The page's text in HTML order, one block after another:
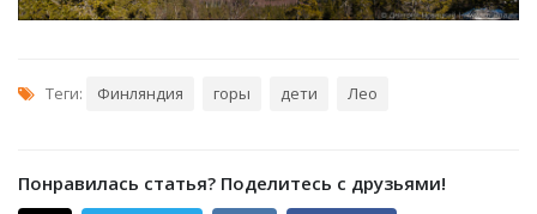
Теги: Финляндия горы дети Лео
Понравилась статья? Поделитесь с друзьями!